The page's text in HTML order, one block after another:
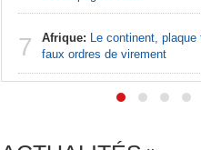
7 Afrique: Le continent, plaque
faux ordres de virement